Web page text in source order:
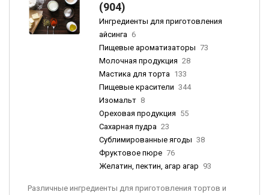
(904)
Ингредиенты для приготовления
айсинга 6
Пищевые ароматизаторы 73
Молочная продукция 28
Мастика для торта 133
Пищевые красители 344
Изомальт 8
Ореховая продукция 55
Сахарная пудра 23
Сублимированные ягоды 38
Фруктовое пюре 76
Желатин, пектин, агар агар 93
Различные ингредиенты для приготовления тортов и